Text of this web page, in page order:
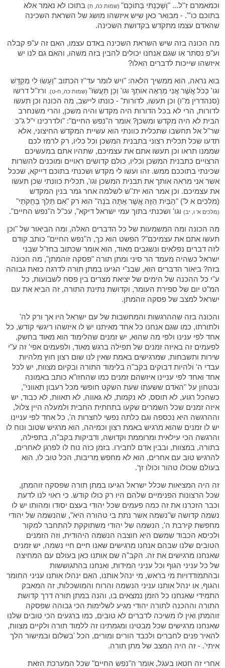
וכמאמרם ז''ל... "וְשָׁכַנְתִּי בְּתוֹכָם" (שמות כה, ח) בתוכו לא נאמר אלא
בתוכם כו'". - מבואר כאן שיש איזשהו מושג של השראת השכינה
שהאדם עצמו מתקדש בקדושת השכינה.
מה הכונה בזה שיש השראת השכינה באדם עצמו, האם זה ע"פ קבלה
וע"פ נסתר או שגם אנחנו יכולים להבין בזה משהו, והאם גם לנו יש
איזשהו שייכות לדברים האלו?
בוא נראה, הוא ממשיך הלאה: "ויש לומר עד''ז הכתוב "וְעָשׂוּ לִי מִקְדָּשׁ
וגו' כְּכֹל אֲשֶׁר אֲנִי מַרְאֶה אוֹתְךָ וגו' וְכֵן תַּעֲשׂוּ" (שמות כה, ח-ט).
ורז''ל דרשו
(סנהדרין מ''ו) וכן תעשו, לדורות" - כונתו ליישב, מה הכונה וכן תעשו
לדורות, הרי לא בכל הדורות היה מקדש והיה משכן, והרי משנחרב
הבית לא היה מקדש ומשכן? אומר ה"נפש החיים": "ולדרכינו י"ל ג"כ
שר"ל אל תחשבו שתכלית כוונתי הוא עשיית המקדש החיצוני, אלא
תדעו שכל תכלית רצוני בתבנית המשכן וכל כליו, רק לרמז לכם
שממנו תראו וכן תעשו אתם את עצמיכם, שתהיו אתם במעשיכם
הרצויים כתבנית המשכן וכליו, כולם קדושים ראויים ומוכנים להשרות
שכינתי בתוככם ממש. זהו ועשו לי מקדש ושכנתי בתוכם דייקא, שככל
אשר אני מראה אותך את תבנית המשכן וגו', תכלית כוונתי שכן תעשו
את עצמיכם. וכן אמר הוא ית''ש לשלמה אחר גמר בנין המקדש
(מלכים א ל') "הַבַּיִת הַזֶּה אֲשֶׁר אַתָּה בֹנֶה" הוא רק "אִם תֵּלֵךְ בְּחֻקֹּתַי"
(מלכים א' ו, יב) וגו' ושכנתי בתוך עמי ישראל דיקא", עכ"ל ה"נפש החיים".
מה הכונה ומה המשמעות של כל הדברים האלה, ומה הביאור של "וכן
תעשו אתם את עצמיכם"? הפשט הוא כך, ה"נפש החיים" כותב קודם
לזה דברים נפלאים ונשגבים מאוד, הוא אומר שכתוב בחז"ל שבני
ישראל כשהיה מעמד הר סיני ומתן תורה "פסקה זוהמתן", מה הכונה
בזה? ביאור הדברים הוא, שבנ"י הגיעו במתן תורה לדרגה כזאת גבוהה
ע"י כל ההכנה של הימים של יציאת מצרים בין פסח לשבועות, כל
המ"ט יום של ספירת העומר, וקדושת נתינת התורה, זה הביא את עם
ישראל למצב של פסקה זוהמתן.
והכונה בזה שההרגשות והמחשבות של עם ישראל היו אך ורק לה'
ולתורתו, כמו שגם אנחנו כל אחד מאיתנו יש לו איזשהו ריגשי קודש, כל
אחד לפי ענינו ולפי מה שהוא, יש זמנים שהלימוד הוא מאוד בחשק,
לפעמים זה באיזה זמנים של תפילה ברגש מאוד, ולפעמים אפי' זה ע"י
שירות ותשבחות, שמרגישים באמת שאין לנו שום רצון חוץ מלהיות
עבדי ה' ולהיות דבוקים בקב"ה בלימוד התורה ובקיום מצוות, יש לכל
אחד ואחד לפי עניינו איזשהם זמנים כמו שהחזו"א כותב באמונה
ובטחון על "האדם ששעתו שעת השקט חופשי מכל רעבון תאווני",
כשהכל רגוע, לא תוסס, לא נקמות, לא גאווה, לא תאוות, לא כבוד, יש
איזה זמנים שכל השמרים שקעו בתחתית החבית ולמעלה היין צלול,
וההרגשה היא נכספה וגם כלתה נפשי לחצרות ה', כל אחד לפי עניינו
יש לו זמנים שהוא מרגיש באמת רצון וכמיהה, הוא מרגיש שטוב ונוח לו
והרגשה הכי עילאית ומרוממת וקדושה, ודביקות בקב"ה, בתפילה,
בתורה, במצוות, ובבין אדם לחבירו. בזמן כזה נוח לו לפרגן לאחרים,
להרגיש טוב עם אחרים, הוא לא מחפש מריבות, הכל טוב לו, הוא
בעולם שכולו טהור וכולו זך.
זה היה המציאות שכלל ישראל הגיעו במתן תורה שפסקה זוהמתן,
שכל הרצונות הפנימיים שלהם היו רק כולו קודש. כי ראוי לנו לדעת
וכבר הזכרנו את זה כמה פעמים שכל יהודי בעצם יסודו ומהותו יש לו
נשמה קדושה ש"נשמה אשר נתת בי טהורה היא", שהנשמה של יהודי
מחפשת קירבת ה', הנשמה של יהודי משתוקקת להתחבר למקור
ולכיסא הכבוד שמשם היא חוצבה הנשמה היהודית, וזה הזמנים
הטובים שלנו שבהם אנחנו מרגישים שאנו חיים חיי נשמה, יש זמנים
שאנחנו מרגישים את זה. הקב"ה שם אותנו כאן בעולם עם המחיצה
של כל עניני הגוף וכל עניני המידות, ואנחנו בהתגוששות
ובהתמודדויות מי בראש, מי ינהל אותנו, האם ינהלו אותנו עניני החומר
והגוף, או ינהל אותנו עניני הנשמה והרוח והמושכלות, זה המאבק
התמידי שאנחנו כל הזמן נמצאים בו, והנה במתן תורה דרך קדושת
התורה וההכנה לתורה יהודי מגיע לשלימות הכי גבוהה שפסקה
זוהמתן ואין לו משיכה לדברים לא טובים, כמו ברגעים הכי טובים שלנו
שאנחנו מרגישים שכל מבטינו ומגמתינו זה ללמוד תורה ולקיים מצוות,
להאיר פנים לחברים ולכבד הורים ומורים, הכל 'בשלום ובמישור הלך
איתי'. - זה היה המצב של מתן תורה.
אחרי זה חטאו בעגל, אומר ה"נפש החיים" שכל המערכת הזאת